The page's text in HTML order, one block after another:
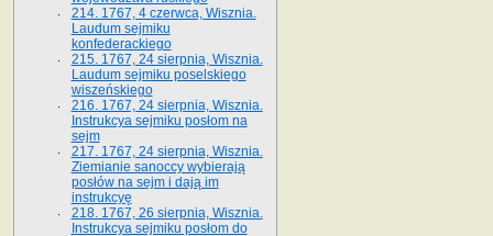
214. 1767, 4 czerwca, Wisznia.
Laudum sejmiku
konfederackiego
215. 1767, 24 sierpnia, Wisznia.
Laudum sejmiku poselskiego
wiszeńskiego
216. 1767, 24 sierpnia, Wisznia.
Instrukcya sejmiku posłom na
sejm
217. 1767, 24 sierpnia, Wisznia.
Ziemianie sanoccy wybierają
posłów na sejm i dają im
instrukcyę
218. 1767, 26 sierpnia, Wisznia.
Instrukcya sejmiku posłom do